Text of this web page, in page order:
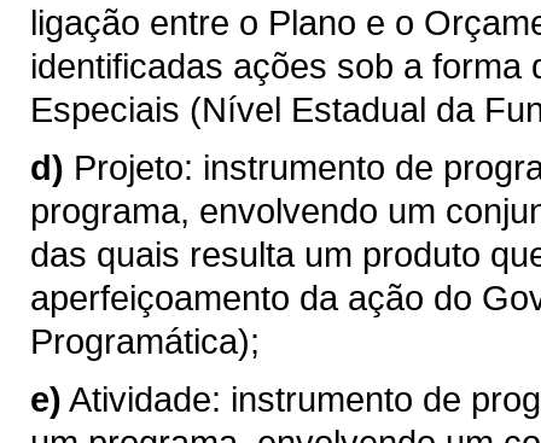
ligação entre o Plano e o
identificadas ações sob a forma
Especiais (Nível Estadual da
d) Projeto: instrumento de
programa, envolvendo um
das quais resulta um produto
aperfeiçoamento da ação do
Programática);
e) Atividade: instrumento de